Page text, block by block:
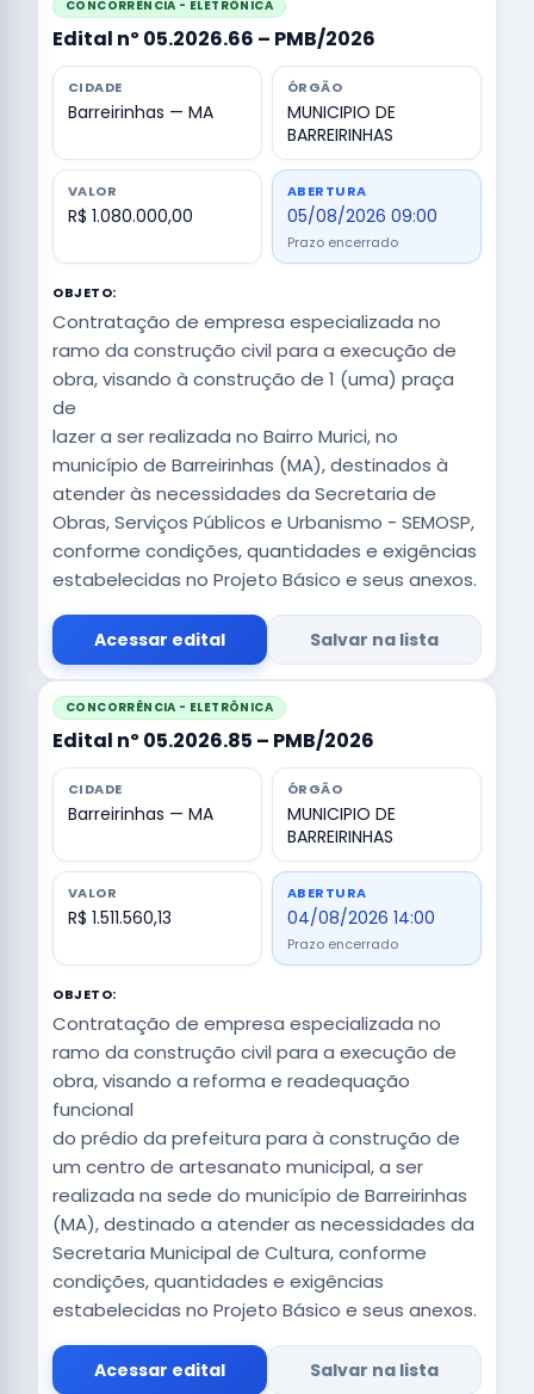
CONCORRÊNCIA - ELETRÔNICA
Edital nº 05.2026.66 – PMB/2026
CIDADE
Barreirinhas — MA
ÓRGÃO
MUNICIPIO DE
BARREIRINHAS
VALOR
R$ 1.080.000,00
ABERTURA
05/08/2026 09:00
Prazo encerrado
OBJETO:
Contratação de empresa especializada no
ramo da construção civil para a execução de
obra, visando à construção de 1 (uma) praça
de
lazer a ser realizada no Bairro Murici, no
município de Barreirinhas (MA), destinados à
atender às necessidades da Secretaria de
Obras, Serviços Públicos e Urbanismo - SEMOSP,
conforme condições, quantidades e exigências
estabelecidas no Projeto Básico e seus anexos.
Acessar edital Salvar na lista
CONCORRÊNCIA - ELETRÔNICA
Edital nº 05.2026.85 – PMB/2026
CIDADE
Barreirinhas — MA
ÓRGÃO
MUNICIPIO DE
BARREIRINHAS
VALOR
R$ 1.511.560,13
ABERTURA
04/08/2026 14:00
Prazo encerrado
OBJETO:
Contratação de empresa especializada no
ramo da construção civil para a execução de
obra, visando a reforma e readequação
funcional
do prédio da prefeitura para à construção de
um centro de artesanato municipal, a ser
realizada na sede do município de Barreirinhas
(MA), destinado a atender as necessidades da
Secretaria Municipal de Cultura, conforme
condições, quantidades e exigências
estabelecidas no Projeto Básico e seus anexos.
Acessar edital Salvar na lista